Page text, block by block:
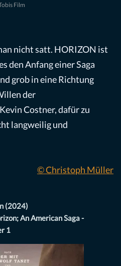
Film
nicht satt. HORIZON ist
den Anfang einer Saga
grob in eine Richtung
der
Costner, dafür zu
langweilig und
© Christoph Müller
(2024)
An American Saga -
1